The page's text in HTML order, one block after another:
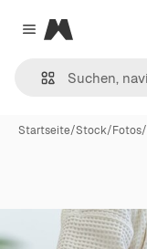
Close menu
Magnific
Startseite/Stock/Fotos/